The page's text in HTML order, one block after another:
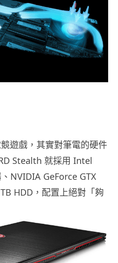
遊戲，其實對筆電的硬件
Stealth 就採用 Intel
NVIDIA GeForce GTX
HDD，配置上絕對「夠